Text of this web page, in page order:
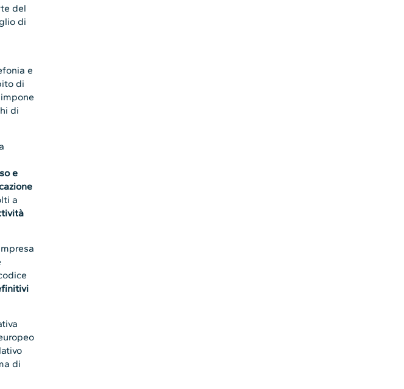
del
di
e
di
di
e
a
di